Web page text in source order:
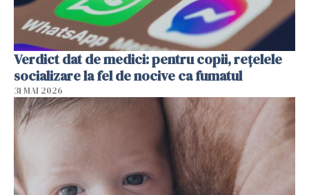
Verdict dat de medici: pentru copii, rețelele
socializare la fel de nocive ca fumatul
31 MAI 2026